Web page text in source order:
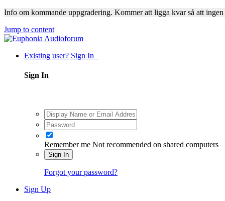
Info om kommande uppgradering. Kommer att ligga kvar så att ingen
Jump to content
Existing user? Sign In
Sign In
Remember me Not recommended on shared computers
Sign In
Forgot your password?
Sign Up